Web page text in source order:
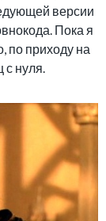
версии
Пока я
по приходу на
нуля.